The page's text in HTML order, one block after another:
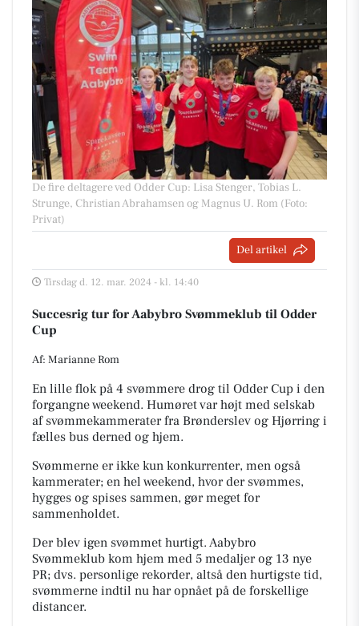
De fire deltagere ved Odder Cup: Lisa Stenger, Tobias L.
Strunge, Christian Abrahamsen og Magnus U. Rom (Foto:
Privat)
Del artikel
Tirsdag d. 12. mar. 2024 - kl. 14:40
Succesrig tur for Aabybro Svømmeklub til Odder
Cup
Af: Marianne Rom
En lille flok på 4 svømmere drog til Odder Cup i den
forgangne weekend. Humøret var højt med selskab
af svømmekammerater fra Brønderslev og Hjørring i
fælles bus derned og hjem.
Svømmerne er ikke kun konkurrenter, men også
kammerater; en hel weekend, hvor der svømmes,
hygges og spises sammen, gør meget for
sammenholdet.
Der blev igen svømmet hurtigt. Aabybro
Svømmeklub kom hjem med 5 medaljer og 13 nye
PR; dvs. personlige rekorder, altså den hurtigste tid,
svømmerne indtil nu har opnået på de forskellige
distancer.